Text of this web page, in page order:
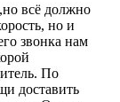
всё должно
но и
звонка нам
По
доставить